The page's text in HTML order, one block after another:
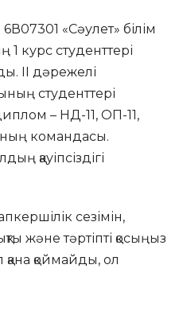
«Сәулет» білім
курс студенттері
II дәрежелі
студенттері
– НД-11, ОП-11,
командасы.
қауіпсіздігі
сезімін,
және тәртіпті қосыңыз
қоймайды, ол